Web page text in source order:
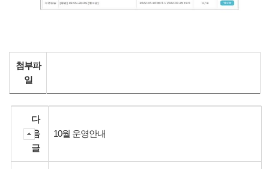
첨부파
일
다
음
글
10월 운영안내